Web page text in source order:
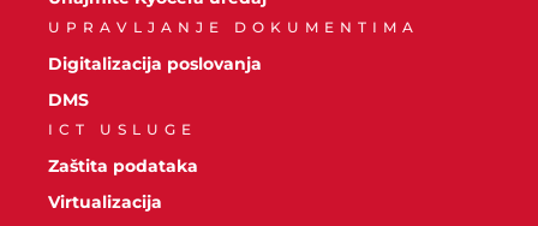
UPRAVLJANJE DOKUMENTIMA
Digitalizacija poslovanja
DMS
ICT USLUGE
Zaštita podataka
Virtualizacija